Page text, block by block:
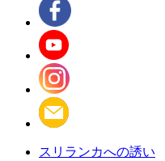
スリランカへの誘い